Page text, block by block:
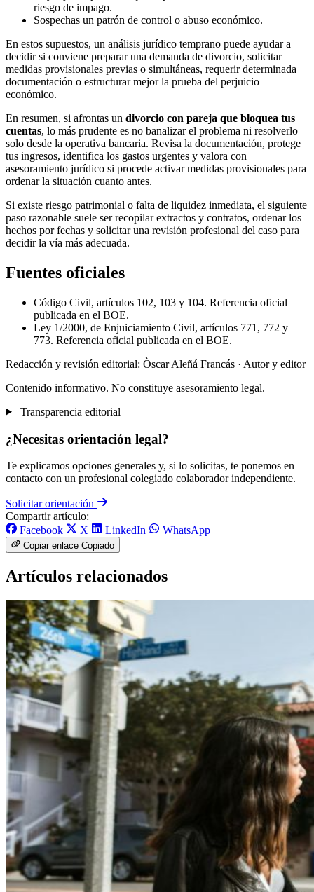
riesgo de impago.
Sospechas un patrón de control o abuso económico.
En estos supuestos, un análisis jurídico temprano puede ayudar a
decidir si conviene preparar una demanda de divorcio, solicitar
medidas provisionales previas o simultáneas, requerir determinada
documentación o estructurar mejor la prueba del perjuicio
económico.
En resumen, si afrontas un divorcio con pareja que bloquea tus
cuentas, lo más prudente es no banalizar el problema ni resolverlo
solo desde la operativa bancaria. Revisa la documentación, protege
tus ingresos, identifica los gastos urgentes y valora con
asesoramiento jurídico si procede activar medidas provisionales para
ordenar la situación cuanto antes.
Si existe riesgo patrimonial o falta de liquidez inmediata, el siguiente
paso razonable suele ser recopilar extractos y contratos, ordenar los
hechos por fechas y solicitar una revisión profesional del caso para
decidir la vía más adecuada.
Fuentes oficiales
Código Civil, artículos 102, 103 y 104. Referencia oficial
publicada en el BOE.
Ley 1/2000, de Enjuiciamiento Civil, artículos 771, 772 y
773. Referencia oficial publicada en el BOE.
Redacción y revisión editorial: Òscar Aleñá Francás · Autor y editor
Contenido informativo. No constituye asesoramiento legal.
Transparencia editorial
¿Necesitas orientación legal?
Te explicamos opciones generales y, si lo solicitas, te ponemos en
contacto con un profesional colegiado colaborador independiente.
Solicitar orientación
Compartir artículo:
Facebook
X LinkedIn WhatsApp
Copiar enlace Copiado
Artículos relacionados